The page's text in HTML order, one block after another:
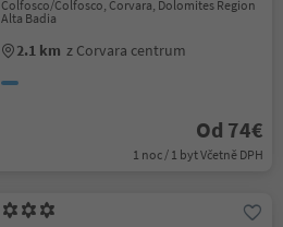
Colfosco/Colfosco, Corvara, Dolomites Region
Alta Badia
2.1 km z Corvara centrum
Od 74€
1 noc / 1 byt Včetně DPH